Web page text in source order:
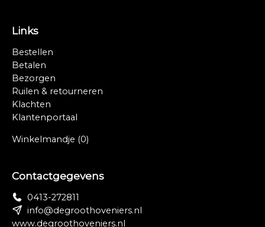
Links
Bestellen
Betalen
Bezorgen
Ruilen & retourneren
Klachten
Klantenportaal
Winkelmandje (0)
Contactgegevens
0413-272811
info@degroothoveniers.nl
www.degroothoveniers.nl